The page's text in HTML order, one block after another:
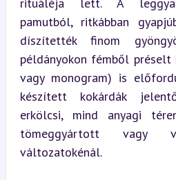
pamutból, ritkábban
díszítették finom
példányokon fémből préselt
vagy monogram) is
készített kokárdák
erkölcsi, mind anyagi
tömeggyártott vagy
változatokénál.